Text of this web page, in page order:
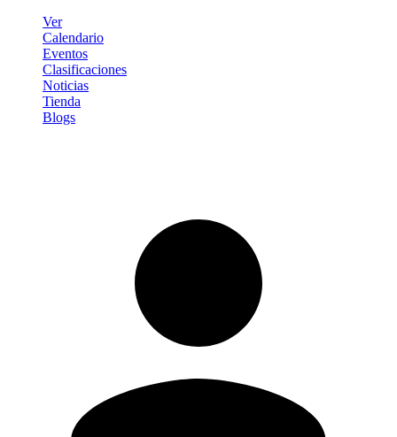
Ver
Calendario
Eventos
Clasificaciones
Noticias
Tienda
Blogs